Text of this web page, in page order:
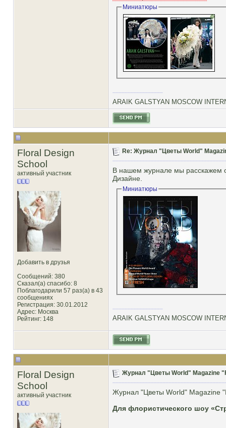
Миниатюры
ARAIK GALSTYAN MOSCOW
Floral Design
School
активный участник
Добавить в друзья
Сообщений: 380
Сказал(а) спасибо: 8
Поблагодарили 57 раз(а) в 43
сообщениях
Регистрация: 30.01.2012
Адрес: Москва
Рейтинг: 148
Re: Журнал "Цветы World"
В нашем журнале мы расскажем
Дизайне.
Миниатюры
ARAIK GALSTYAN MOSCOW
Floral Design
School
активный участник
Журнал "Цветы World" Magazine
Журнал "Цветы World" Magazine
Для флористического шоу